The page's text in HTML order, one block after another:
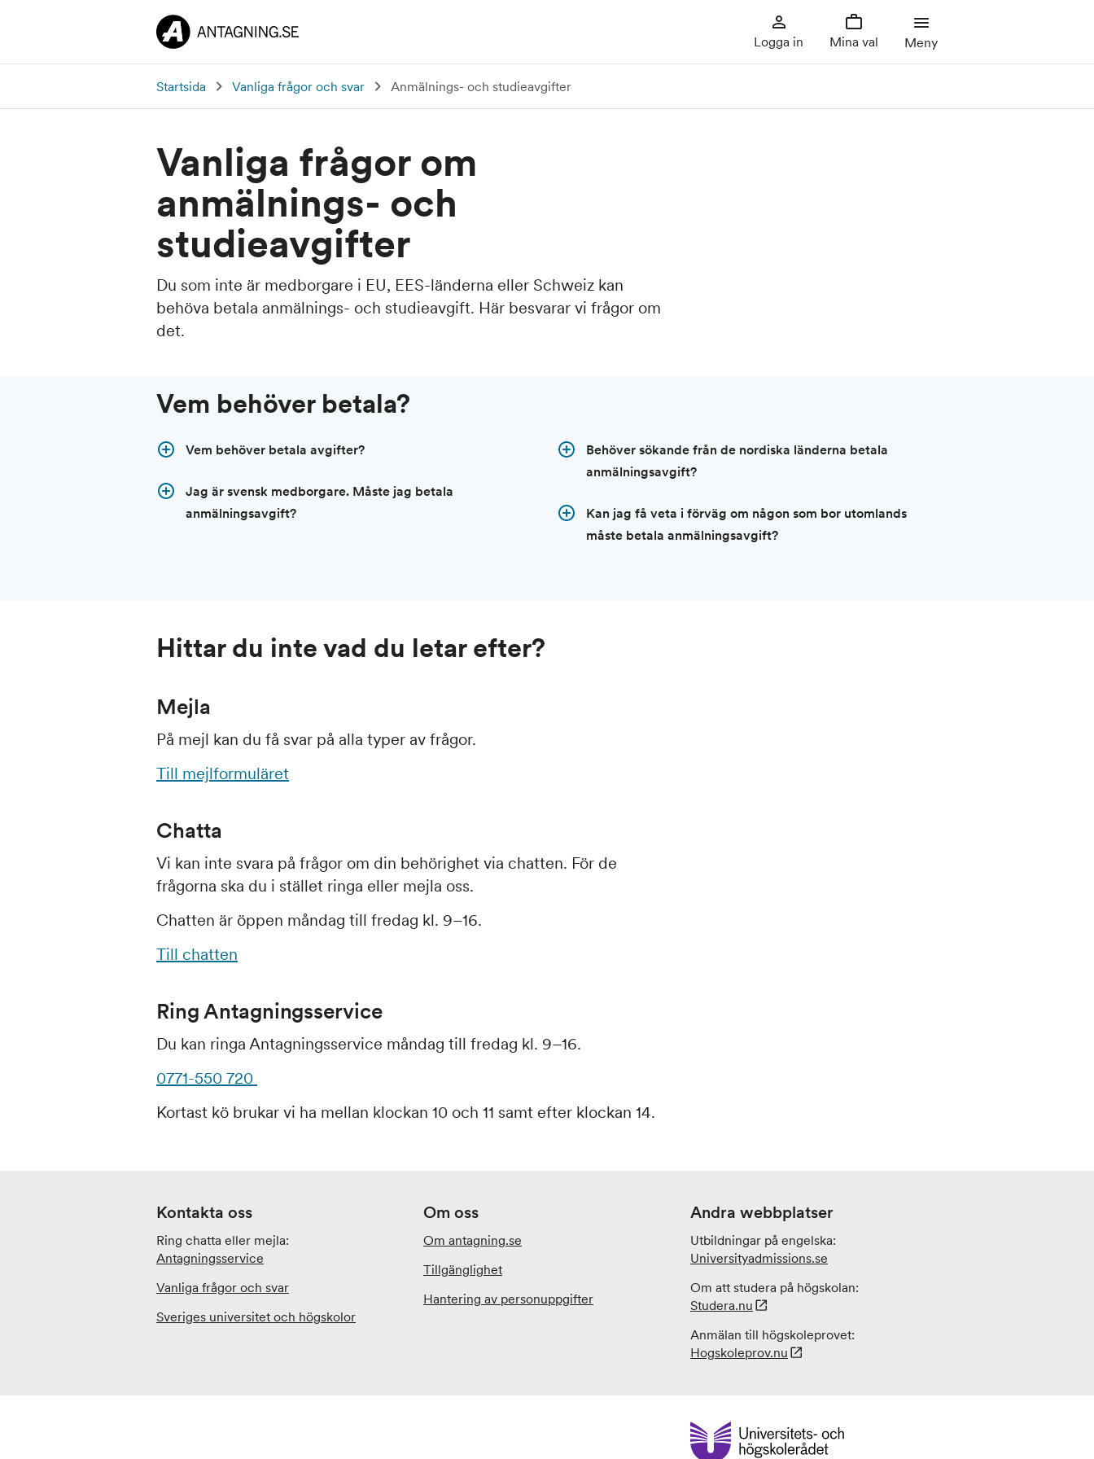
Logga in Mina val Meny
Startsida Vanliga frågor och svar Anmälnings- och studieavgifter
Vanliga frågor om
anmälnings- och
studieavgifter
Du som inte är medborgare i EU, EES-länderna eller Schweiz kan
behöva betala anmälnings- och studieavgift. Här besvarar vi frågor om
det.
Vem behöver betala?
Vem behöver betala avgifter?
Jag är svensk medborgare. Måste jag betala
anmälningsavgift?
Behöver sökande från de nordiska länderna betala
anmälningsavgift?
Kan jag få veta i förväg om någon som bor utomlands
måste betala anmälningsavgift?
Hittar du inte vad du letar efter?
Mejla
På mejl kan du få svar på alla typer av frågor.
Till mejlformuläret
Chatta
Vi kan inte svara på frågor om din behörighet via chatten. För de
frågorna ska du i stället ringa eller mejla oss.
Chatten är öppen måndag till fredag kl. 9–16.
Till chatten
Ring Antagningsservice
Du kan ringa Antagningsservice måndag till fredag kl. 9–16.
0771-550 720
Kortast kö brukar vi ha mellan klockan 10 och 11 samt efter klockan 14.
Kontakta oss
Ring chatta eller mejla:
Antagningsservice
Vanliga frågor och svar
Sveriges universitet och högskolor
Om oss
Om antagning.se
Tillgänglighet
Hantering av personuppgifter
Andra webbplatser
Utbildningar på engelska:
Universityadmissions.se
Om att studera på högskolan:
Studera.nu
Anmälan till högskoleprovet:
Hogskoleprov.nu